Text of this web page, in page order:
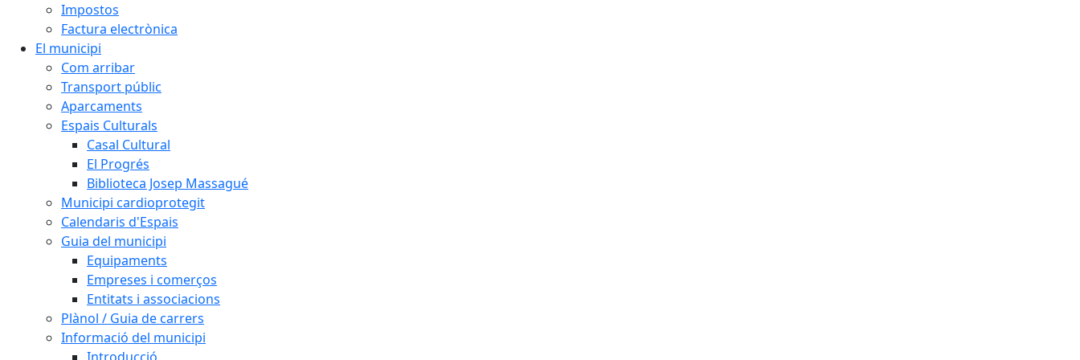
Impostos
Factura electrònica
El municipi
Com arribar
Transport públic
Aparcaments
Espais Culturals
Casal Cultural
El Progrés
Biblioteca Josep Massagué
Municipi cardioprotegit
Calendaris d'Espais
Guia del municipi
Equipaments
Empreses i comerços
Entitats i associacions
Plànol / Guia de carrers
Informació del municipi